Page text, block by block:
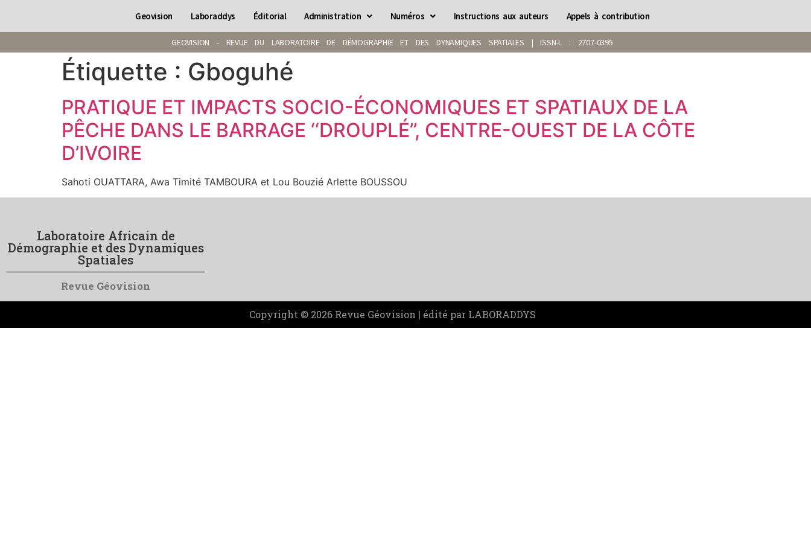
Geovision Laboraddys Éditorial Administration Numéros Instructions aux auteurs Appels à contribution
GEOVISION - REVUE DU LABORATOIRE DE DÉMOGRAPHIE ET DES DYNAMIQUES SPATIALES | ISSN-L : 2707-0395
Étiquette : Gboguhé
PRATIQUE ET IMPACTS SOCIO-ÉCONOMIQUES ET SPATIAUX DE LA
PÊCHE DANS LE BARRAGE ‘‘DROUPLÉ’’, CENTRE-OUEST DE LA CÔTE
D’IVOIRE
Sahoti OUATTARA, Awa Timité TAMBOURA et Lou Bouzié Arlette BOUSSOU
Laboratoire Africain de
Démographie et des Dynamiques
Spatiales
Revue Géovision
Copyright © 2026 Revue Géovision | édité par LABORADDYS